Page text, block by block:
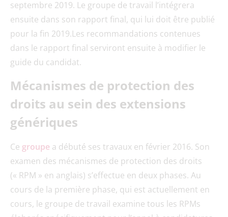
septembre 2019. Le groupe de travail l’intégrera
ensuite dans son rapport final, qui lui doit être publié
pour la fin 2019.Les recommandations contenues
dans le rapport final serviront ensuite à modifier le
guide du candidat.
Mécanismes de protection des
droits au sein des extensions
génériques
Ce groupe a débuté ses travaux en février 2016. Son
examen des mécanismes de protection des droits
(« RPM » en anglais) s’effectue en deux phases. Au
cours de la première phase, qui est actuellement en
cours, le groupe de travail examine tous les RPMs